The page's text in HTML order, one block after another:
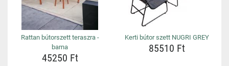
Rattan bútorszett teraszra -
barna
45250 Ft
Kerti bútor szett NUGRI GREY
85510 Ft